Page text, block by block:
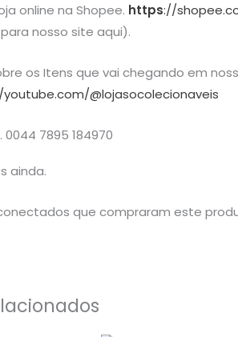
online na Shopee. https://
nosso site aqui).
os Itens que vai chegando em
@lojasocolecionaveis
7895 184970
ainda.
que compraram este